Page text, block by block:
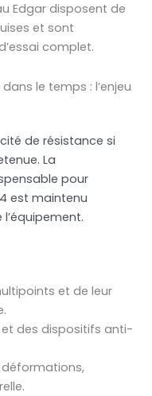
Edgar disposent de
et sont
complet.
le temps : l’enjeu
de résistance si
La
pour
est maintenu
et de leur
et des dispositifs anti-